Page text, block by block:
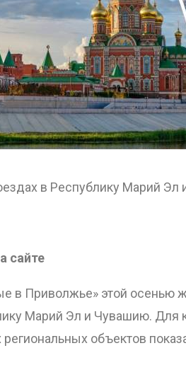
в Республику Марий
сайте
в Приволжье» этой осенью
Марий Эл и Чувашию. Для
объектов